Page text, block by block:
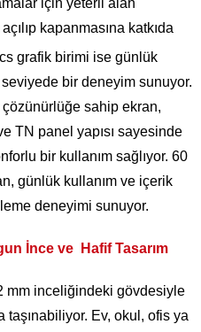
için yeterli alan
kapanmasına katkıda
grafik birimi ise günlük
bir deneyim sunuyor.
sahip ekran,
TN panel yapısı sayesinde
bir kullanım sağlıyor. 60
günlük kullanım ve içerik
deneyimi sunuyor.
İnce ve Hafif Tasarım
mm inceliğindeki gövdesiyle
Ev, okul, ofis ya